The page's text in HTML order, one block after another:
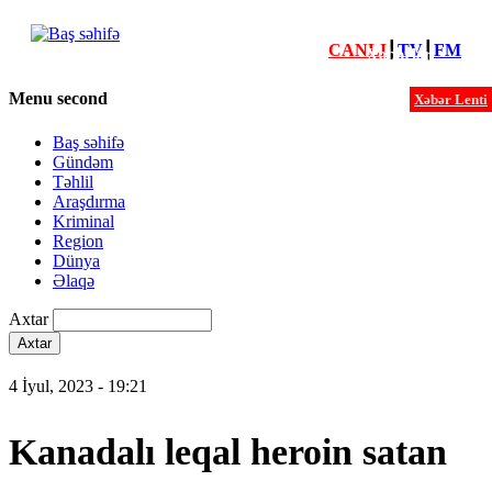
Xəbərlər
Xəbər Lenti
CANLI┃ TV┃ FM
Menu second
Baş səhifə
Gündəm
Təhlil
Araşdırma
Kriminal
Region
Dünya
Əlaqə
Axtar
4 İyul, 2023 - 19:21
Kanadalı leqal heroin satan